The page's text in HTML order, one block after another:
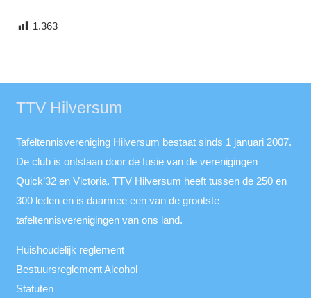
1.363
TTV Hilversum
Tafeltennisvereniging Hilversum bestaat sinds 1 januari 2007.
De club is ontstaan door de fusie van de verenigingen
Quick’32 en Victoria. TTV Hilversum heeft tussen de 250 en
300 leden en is daarmee een van de grootste
tafeltennisverenigingen van ons land.
Huishoudelijk reglement
Bestuursreglement Alcohol
Statuten